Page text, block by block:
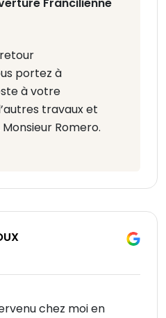
Francilienne
portez à
à votre
travaux et
Monsieur Romero.
chez moi en